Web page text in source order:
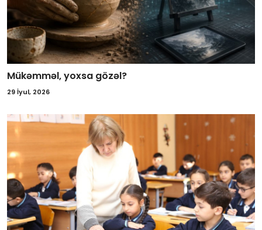
Mükəmməl, yoxsa gözəl?
29 İyul, 2026